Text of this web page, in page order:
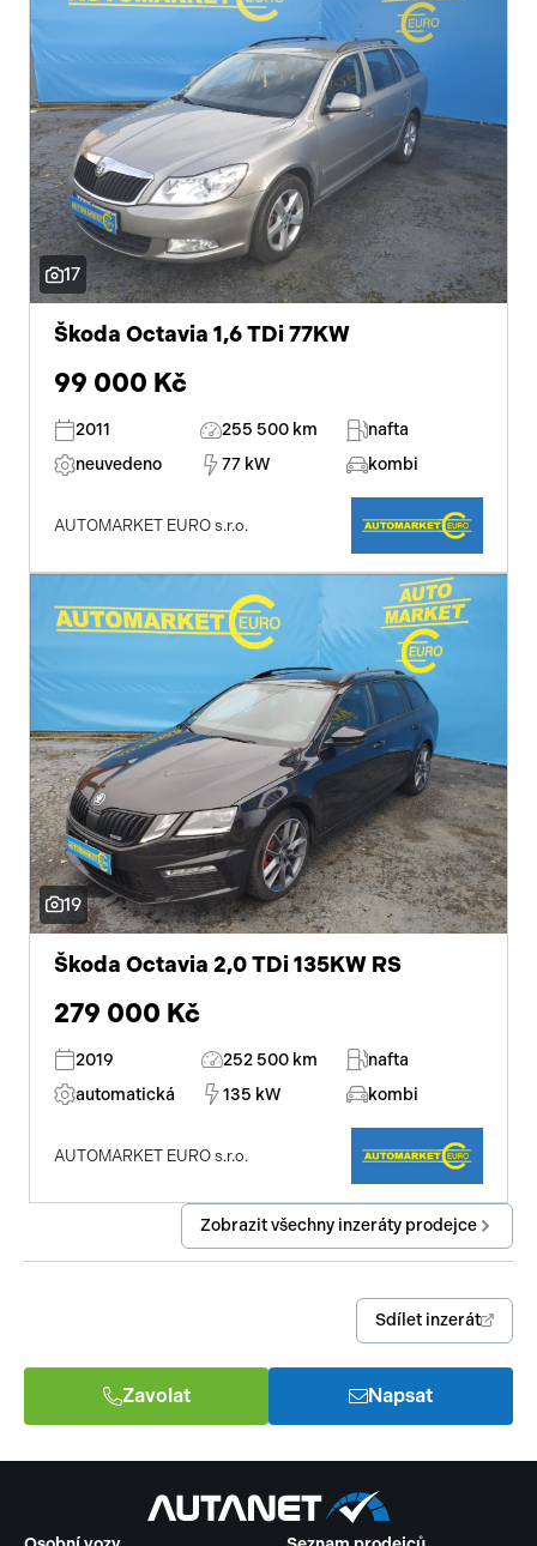
17
Škoda Octavia 1,6 TDi 77KW
99 000 Kč
2011 255 500 km
nafta
neuvedeno
77 kW kombi
AUTOMARKET EURO s.r.o.
19
Škoda Octavia 2,0 TDi 135KW RS
279 000 Kč
2019 252 500 km
nafta
automatická
135 kW kombi
AUTOMARKET EURO s.r.o.
Zobrazit všechny inzeráty prodejce
Sdílet inzerát
Zavolat Napsat